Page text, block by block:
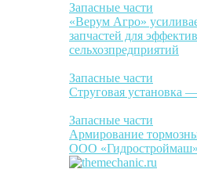
Запасные части
«Верум Агро»
запчастей для
сельхозпредприятий
Запасные части
Струговая установка
Запасные части
Армирование
ООО «Гидростроймаш»